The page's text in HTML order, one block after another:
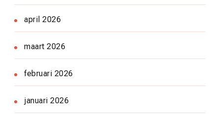
april 2026
maart 2026
februari 2026
januari 2026